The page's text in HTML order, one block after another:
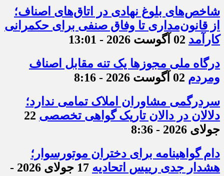
شاخص‌های بلوغ نهادی در اتاق‌های اصناف؛
از قانون‌مداری تا وفاق صنفی برای حکمرانی
کارآمد 02 آگوست 2026 - 13:01
درگاه ملی مجوزها یک تنه مقابل اصناف
ومردم 02 آگوست 2026 - 8:16
سردرگمی مشاوران املاک تمامی ندارد؛
دلالان در دالان تاریک گواهی تخصصی 22
جولای 2026 - 8:36
دام گواهینامه برای دختران موتورسوار؛
هشدار جدی رییس اتحادیه
17 جولای 2026 -